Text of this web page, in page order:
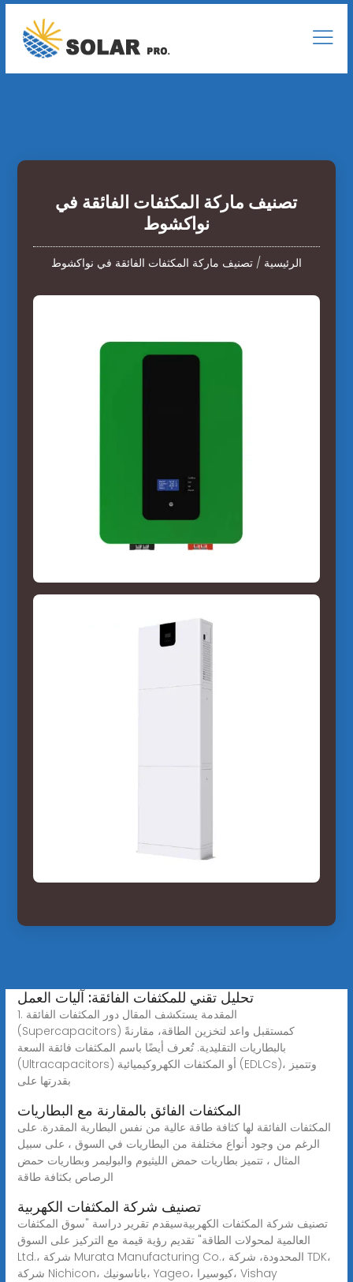
تصنيف ماركة المكثفات الفائقة في
نواكشوط
الرئيسية /تصنيف ماركة المكثفات الفائقة في نواكشوط
تحليل تقني للمكثفات الفائقة: آليات العمل
1. المقدمة يستكشف المقال دور المكثفات الفائقة
(Supercapacitors) كمستقبل واعد لتخزين الطاقة، مقارنةً
بالبطاريات التقليدية. تُعرف أيضًا باسم المكثفات فائقة السعة
(Ultracapacitors) أو المكثفات الكهروكيميائية (EDLCs)، وتتميز
بقدرتها على
المكثفات الفائق بالمقارنة مع البطاريات
المكثفات الفائقة لها كثافة طاقة عالية من نفس البطارية المقدرة. على
الرغم من وجود أنواع مختلفة من البطاريات في السوق ، على سبيل
المثال ، تتميز بطاريات حمض الليثيوم والبوليمر وبطاريات حمض
الرصاص بكثافة طاقة
تصنيف شركة المكثفات الكهربية
تصنيف شركة المكثفات الكهربيةسيقدم تقرير دراسة "سوق المكثفات
العالمية لمحولات الطاقة" تقديم رؤية قيمة مع التركيز على السوق
Ltd.، شركة Murata Manufacturing Co.، المحدودة، شركة TDK،
شركة Nichicon، باناسونيك، Yageo، كيوسيرا، Vishay